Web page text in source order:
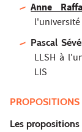
Anne
l'université
Pascal
LLSH à
LIS
Les